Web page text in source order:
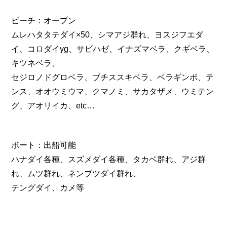
ビーチ：オープン
ムレハタタテダイ×50、シマアジ群れ、ヨスジフエダ
イ、コロダイyg、サビハゼ、イナズマベラ、クギベラ、
キツネベラ、
セジロノドグロベラ、ブチススキベラ、ベラギンポ、テ
ンス、オオウミウマ、クマノミ、サカタザメ、ウミテン
グ、アオリイカ、etc…
ボート：出船可能
ハナダイ各種、スズメダイ各種、タカベ群れ、アジ群
れ、ムツ群れ、ネンブツダイ群れ、
テングダイ、カメ等